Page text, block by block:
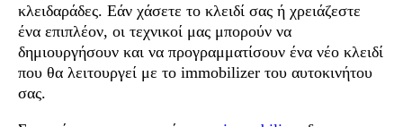
κλειδαράδες. Εάν χάσετε το κλειδί σας ή χρειάζεστε
ένα επιπλέον, οι τεχνικοί μας μπορούν να
δημιουργήσουν και να προγραμματίσουν ένα νέο κλειδί
που θα λειτουργεί με το immobilizer του αυτοκινήτου
σας.